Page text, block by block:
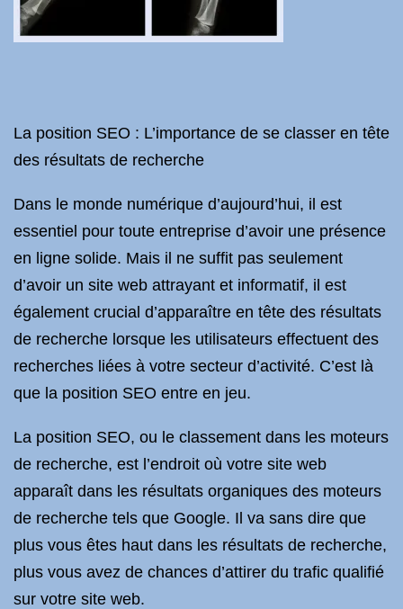
La position SEO : L’importance de se classer en tête
des résultats de recherche
Dans le monde numérique d’aujourd’hui, il est
essentiel pour toute entreprise d’avoir une présence
en ligne solide. Mais il ne suffit pas seulement
d’avoir un site web attrayant et informatif, il est
également crucial d’apparaître en tête des résultats
de recherche lorsque les utilisateurs effectuent des
recherches liées à votre secteur d’activité. C’est là
que la position SEO entre en jeu.
La position SEO, ou le classement dans les moteurs
de recherche, est l’endroit où votre site web
apparaît dans les résultats organiques des moteurs
de recherche tels que Google. Il va sans dire que
plus vous êtes haut dans les résultats de recherche,
plus vous avez de chances d’attirer du trafic qualifié
sur votre site web.